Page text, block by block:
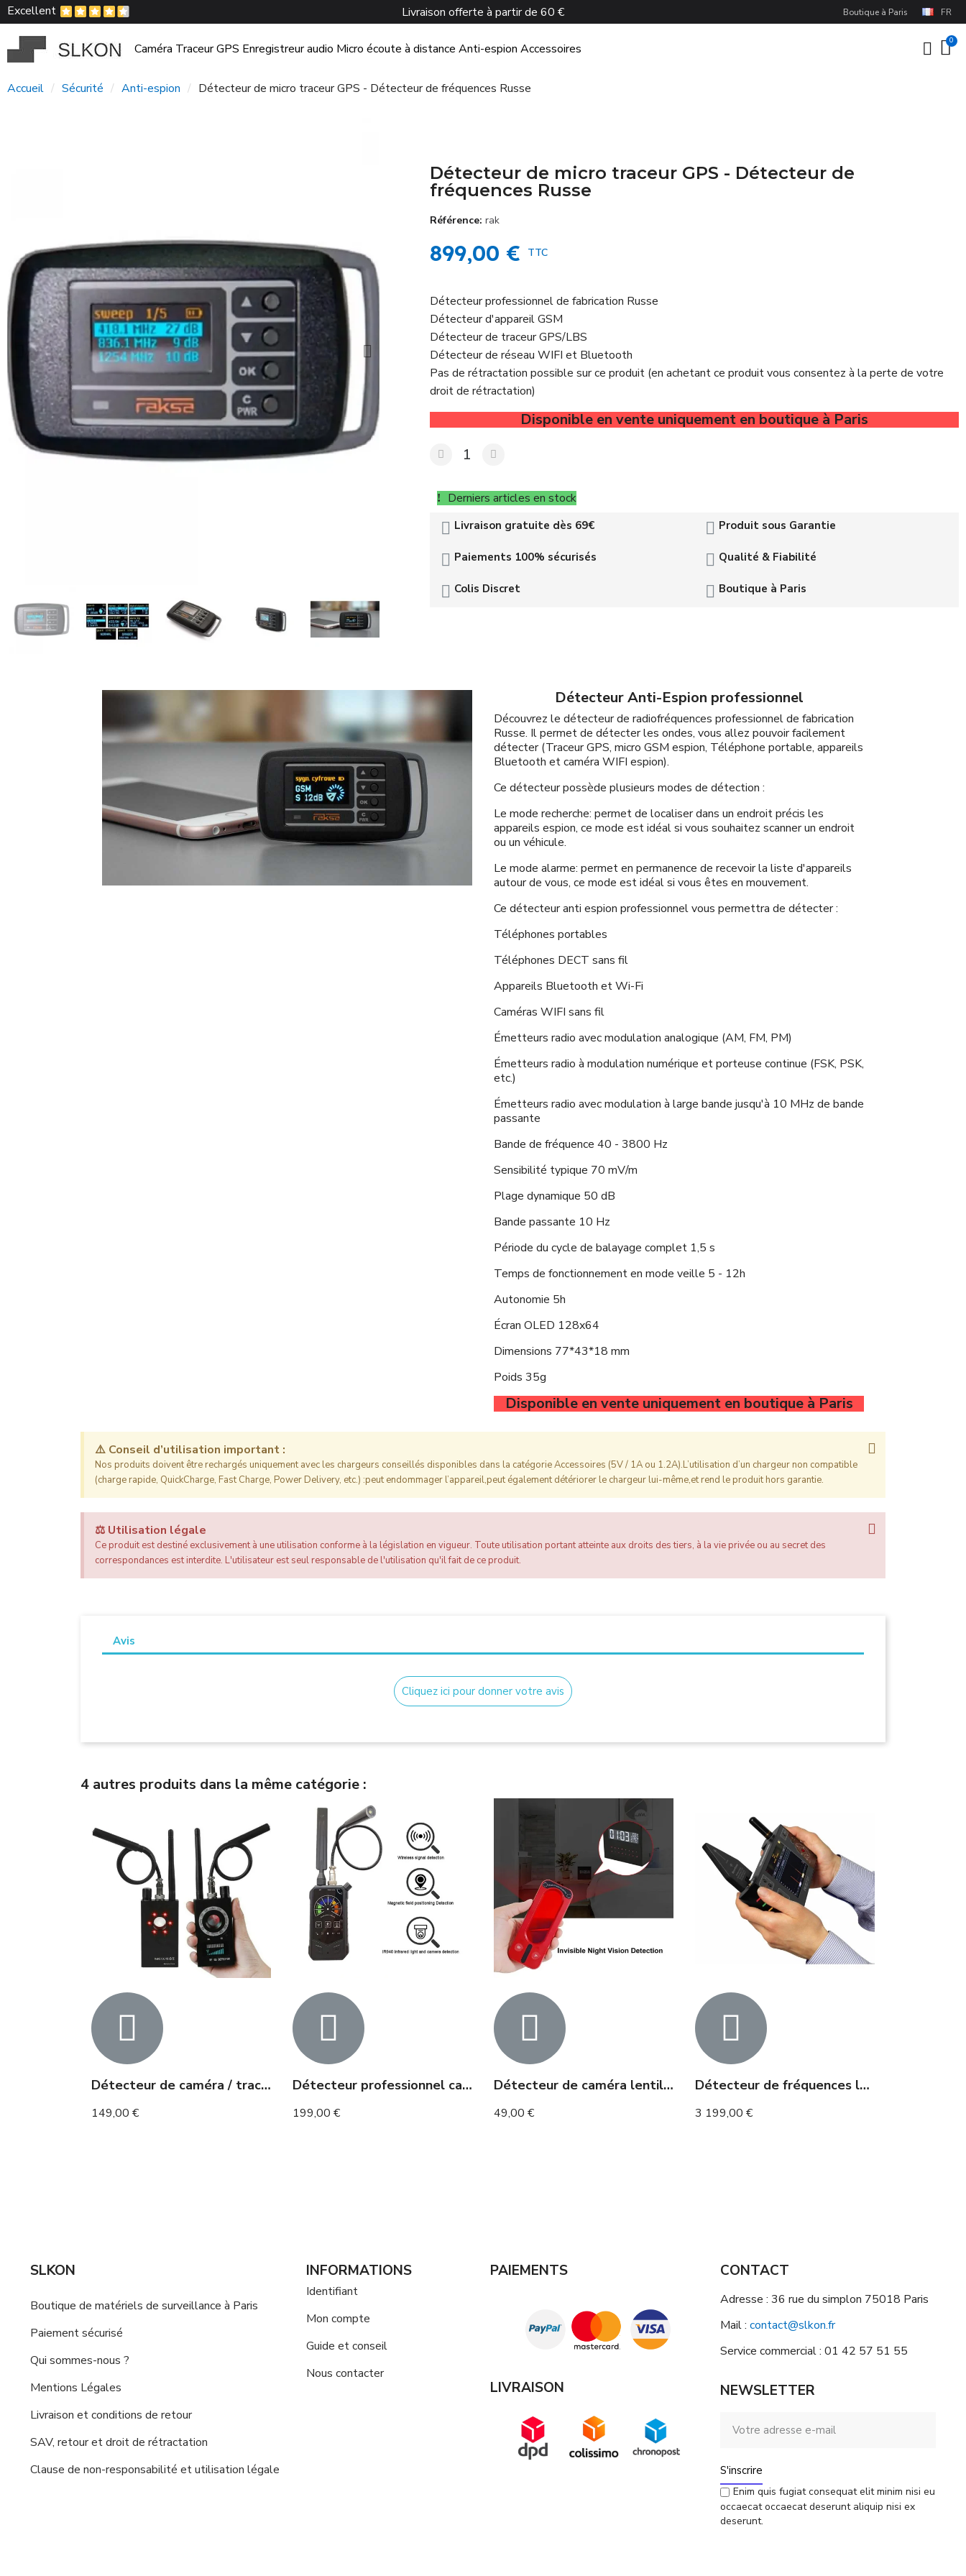
Excellent Livraison offerte à partir de 60 € Boutique à Paris FR
Caméra Traceur GPS Enregistreur audio Micro écoute à distance Anti-espion Accessoires
Accueil Sécurité Anti-espion Détecteur de micro traceur GPS - Détecteur de fréquences Russe
Détecteur de micro traceur GPS - Détecteur de
fréquences Russe
Référence rak
899,00 € TTC
Détecteur professionnel de fabrication Russe
Détecteur d'appareil GSM
Détecteur de traceur GPS/LBS
Détecteur de réseau WIFI et Bluetooth
Pas de rétractation possible sur ce produit (en achetant ce produit vous consentez à la perte de votre
droit de rétractation)
Disponible en vente uniquement en boutique à Paris
Derniers articles en stock
Livraison gratuite dès 69€ Produit sous Garantie
Paiements 100% sécurisés Qualité & Fiabilité
Colis Discret Boutique à Paris
Détecteur Anti-Espion professionnel
Découvrez le détecteur de radiofréquences professionnel de fabrication
Russe. Il permet de détecter les ondes, vous allez pouvoir facilement
détecter (Traceur GPS, micro GSM espion, Téléphone portable, appareils
Bluetooth et caméra WIFI espion).
Ce détecteur possède plusieurs modes de détection :
Le mode recherche: permet de localiser dans un endroit précis les
appareils espion, ce mode est idéal si vous souhaitez scanner un endroit
ou un véhicule.
Le mode alarme: permet en permanence de recevoir la liste d'appareils
autour de vous, ce mode est idéal si vous êtes en mouvement.
Ce détecteur anti espion professionnel vous permettra de détecter :
Téléphones portables
Téléphones DECT sans fil
Appareils Bluetooth et Wi-Fi
Caméras WIFI sans fil
Émetteurs radio avec modulation analogique (AM, FM, PM)
Émetteurs radio à modulation numérique et porteuse continue (FSK, PSK,
etc.)
Émetteurs radio avec modulation à large bande jusqu'à 10 MHz de bande
passante
Bande de fréquence 40 - 3800 Hz
Sensibilité typique 70 mV/m
Plage dynamique 50 dB
Bande passante 10 Hz
Période du cycle de balayage complet 1,5 s
Temps de fonctionnement en mode veille 5 - 12h
Autonomie 5h
Écran OLED 128x64
Dimensions 77*43*18 mm
Poids 35g
Disponible en vente uniquement en boutique à Paris
⚠️ Conseil d’utilisation important :
Nos produits doivent être rechargés uniquement avec les chargeurs conseillés disponibles dans la catégorie Accessoires (5V / 1A ou 1.2A).L’utilisation d’un chargeur non compatible
(charge rapide, QuickCharge, Fast Charge, Power Delivery, etc.) :peut endommager l’appareil,peut également détériorer le chargeur lui-même,et rend le produit hors garantie.
⚖️ Utilisation légale
Ce produit est destiné exclusivement à une utilisation conforme à la législation en vigueur. Toute utilisation portant atteinte aux droits des tiers, à la vie privée ou au secret des
correspondances est interdite. L'utilisateur est seul responsable de l'utilisation qu'il fait de ce produit.
Avis
Cliquez ici pour donner votre avis
4 autres produits dans la même catégorie :
Détecteur de caméra / traceur gps,gsm
149,00 €
Détecteur professionnel caméra micro traceur GPS
199,00 €
Détecteur de caméra lentilles et vision nocturne
49,00 €
Détecteur de fréquences localisation GPS Micro Caméra professionnel 5G
3 199,00 €
SLKON
Boutique de matériels de surveillance à Paris
Paiement sécurisé
Qui sommes-nous ?
Mentions Légales
Livraison et conditions de retour
SAV, retour et droit de rétractation
Clause de non-responsabilité et utilisation légale
INFORMATIONS
Identifiant
Mon compte
Guide et conseil
Nous contacter
PAIEMENTS
LIVRAISON
CONTACT
Adresse : 36 rue du simplon 75018 Paris
Mail : contact@slkon.fr
Service commercial : 01 42 57 51 55
NEWSLETTER
S'inscrire
Enim quis fugiat consequat elit minim nisi eu
occaecat occaecat deserunt aliquip nisi ex
deserunt.